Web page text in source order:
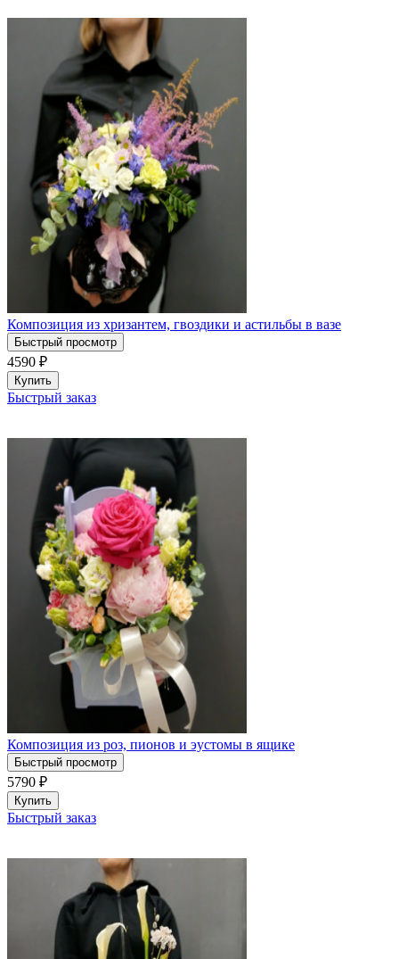
Композиция из хризантем, гвоздики и астильбы в вазе
Быстрый просмотр
4590 ₽
Купить
Быстрый заказ
Композиция из роз, пионов и эустомы в ящике
Быстрый просмотр
5790 ₽
Купить
Быстрый заказ